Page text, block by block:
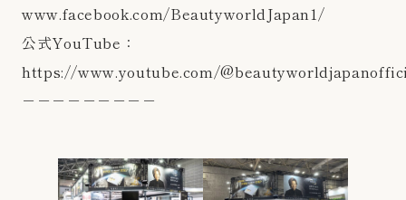
www.facebook.com/BeautyworldJapan1/
公式YouTube：
https://www.youtube.com/
－－－－－－－－－